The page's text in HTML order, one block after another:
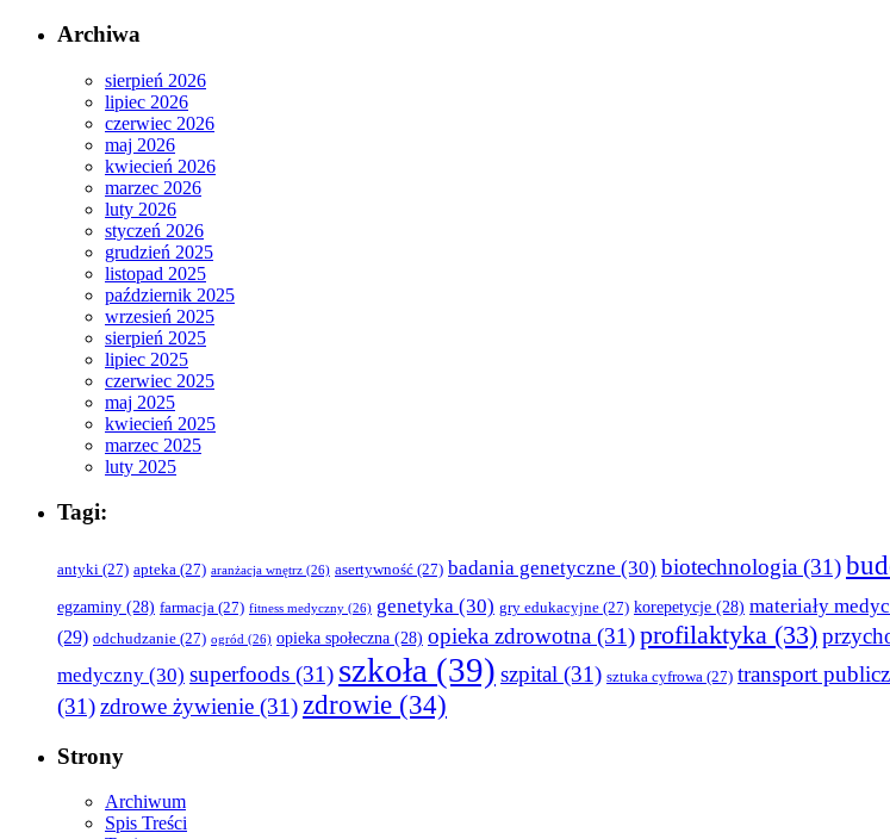
Archiwa
sierpień 2026
lipiec 2026
czerwiec 2026
maj 2026
kwiecień 2026
marzec 2026
luty 2026
styczeń 2026
grudzień 2025
listopad 2025
październik 2025
wrzesień 2025
sierpień 2025
lipiec 2025
czerwiec 2025
maj 2025
kwiecień 2025
marzec 2025
luty 2025
Tagi:
antyki (27) apteka (27) aranżacja wnętrz (26) asertywność (27) badania genetyczne (30) biotechnologia (31)
egzaminy (28) farmacja (27) fitness medyczny (26) genetyka (30) gry edukacyjne (27) korepetycje (28) materiały
(29) odchudzanie (27) ogród (26) opieka społeczna (28) opieka zdrowotna (31)profilaktyka (33)
medyczny (30) superfoods (31) szkoła (39) szpital (31) sztuka cyfrowa (27) transport
(31)zdrowe żywienie (31)zdrowie (34)
Strony
Archiwum
Spis Treści